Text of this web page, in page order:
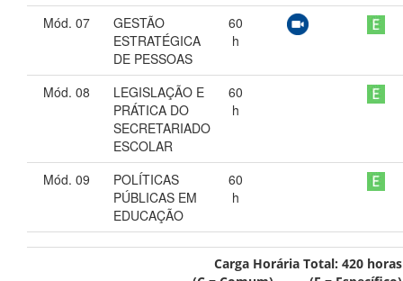
Mód. 07
GESTÃO
ESTRATÉGICA
DE PESSOAS
60
h
Mód. 08
LEGISLAÇÃO E
PRÁTICA DO
SECRETARIADO
ESCOLAR
60
h
Mód. 09
POLÍTICAS
PÚBLICAS EM
EDUCAÇÃO
60
h
Carga Horária Total: 420 horas